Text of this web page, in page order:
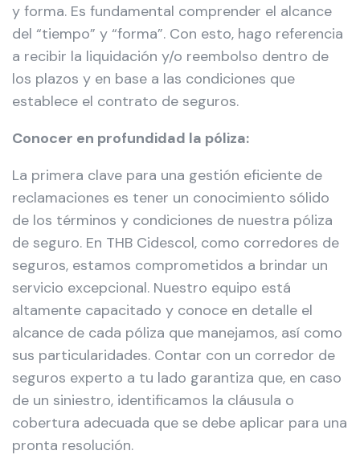
y forma. Es fundamental comprender el alcance
del “tiempo” y “forma”. Con esto, hago referencia
a recibir la liquidación y/o reembolso dentro de
los plazos y en base a las condiciones que
establece el contrato de seguros.
Conocer en profundidad la póliza:
La primera clave para una gestión eficiente de
reclamaciones es tener un conocimiento sólido
de los términos y condiciones de nuestra póliza
de seguro. En THB Cidescol, como corredores de
seguros, estamos comprometidos a brindar un
servicio excepcional. Nuestro equipo está
altamente capacitado y conoce en detalle el
alcance de cada póliza que manejamos, así como
sus particularidades. Contar con un corredor de
seguros experto a tu lado garantiza que, en caso
de un siniestro, identificamos la cláusula o
cobertura adecuada que se debe aplicar para una
pronta resolución.